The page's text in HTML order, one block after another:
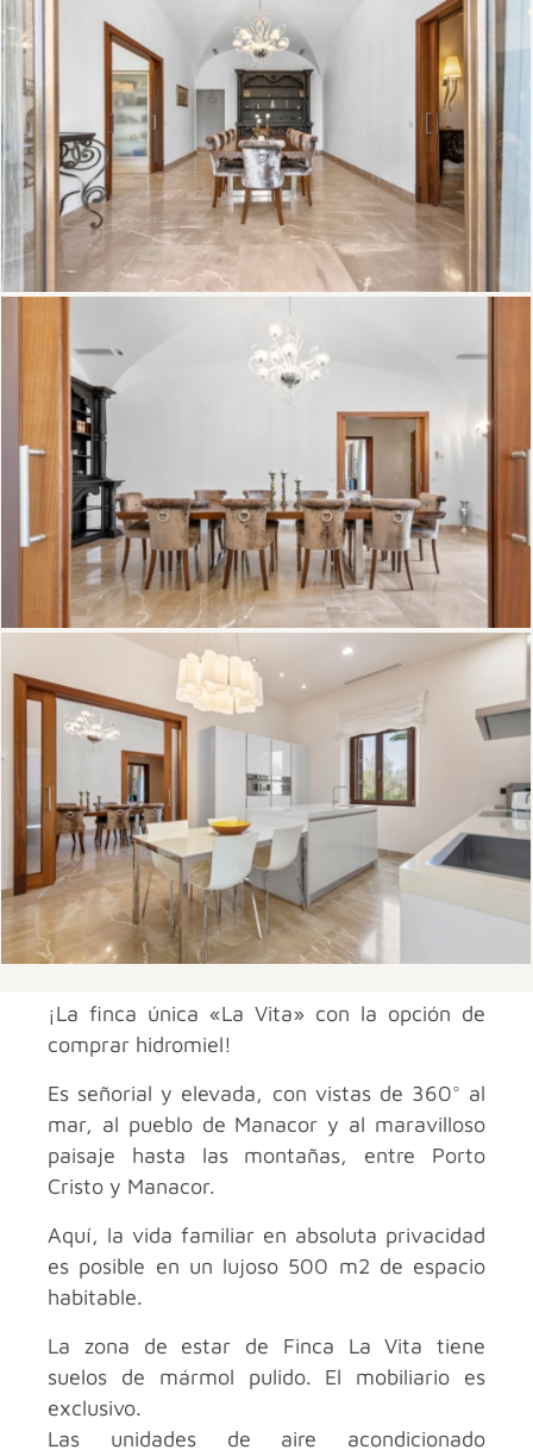
¡La finca única «La Vita» con la opción de
comprar hidromiel!
Es señorial y elevada, con vistas de 360° al
mar, al pueblo de Manacor y al maravilloso
paisaje hasta las montañas, entre Porto
Cristo y Manacor.
Aquí, la vida familiar en absoluta privacidad
es posible en un lujoso 500 m2 de espacio
habitable.
La zona de estar de Finca La Vita tiene
suelos de mármol pulido. El mobiliario es
exclusivo.
Las unidades de aire acondicionado